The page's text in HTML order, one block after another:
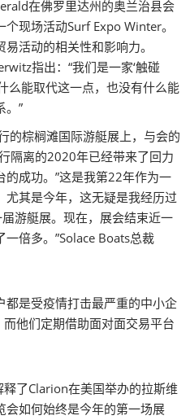
在佛罗里达州的奥兰治县会
现场活动Surf Expo Winter。
活动的相关性和影响力。
指出：“我们是一家‘触碰
能取代这一点，也没有什么能
。”
的棕榈滩国际游艇展上，与会的
隔离的2020年已经带来了回力
成功。”这是我第22年作为一
其是今年，这无疑是我经历过
游艇展。现在，展会结束近一
倍多。”Solace Boats总裁
是受疫情打击最严重的中小企
他们定期借助面对面交易平台
了Clarion在美国举办的拉斯维
会如何始终是今年的第一场展